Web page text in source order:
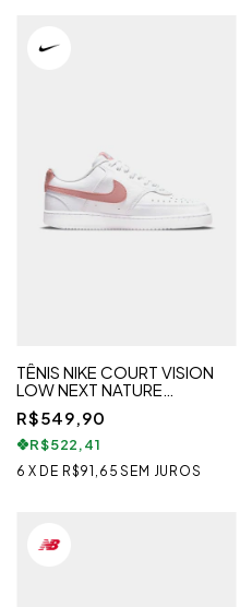
TÊNIS NIKE COURT VISION
LOW NEXT NATURE
FEMININO
R$549,90
R$522,41
6 X DE R$91,65 SEM JUROS